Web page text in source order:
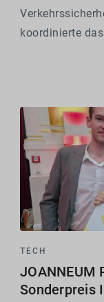
koordinierte
Straßen und
TECH
JOANNEUM
Sonderpreis